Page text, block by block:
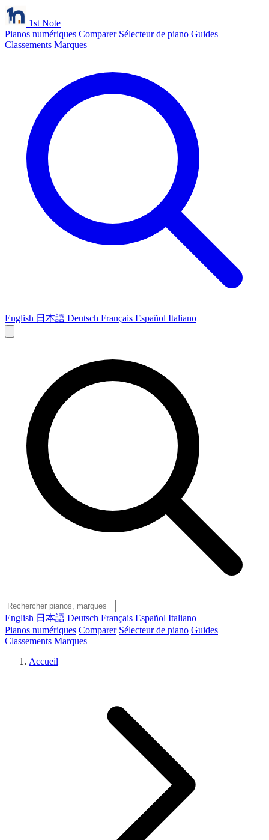
1st Note
Pianos numériques Comparer Sélecteur de piano Guides
Classements Marques
English 日本語 Deutsch Français Español Italiano
English 日本語 Deutsch Français Español Italiano
Pianos numériques Comparer Sélecteur de piano Guides
Classements Marques
Accueil